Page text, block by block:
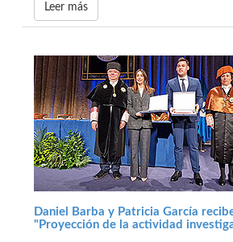
Leer más
Daniel Barba y Patricia García
"Proyección de la actividad